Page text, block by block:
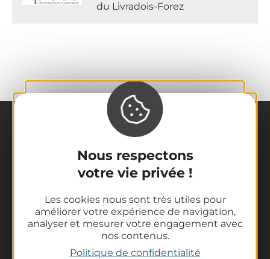
Nous respectons
votre vie privée !
Les cookies nous sont très utiles pour
améliorer votre expérience de navigation,
analyser et mesurer votre engagement avec
nos contenus.
Politique de confidentialité
du Livradois-Forez
La destination
Nos incontournables
L'Auvergne des Volcans
Randonnées